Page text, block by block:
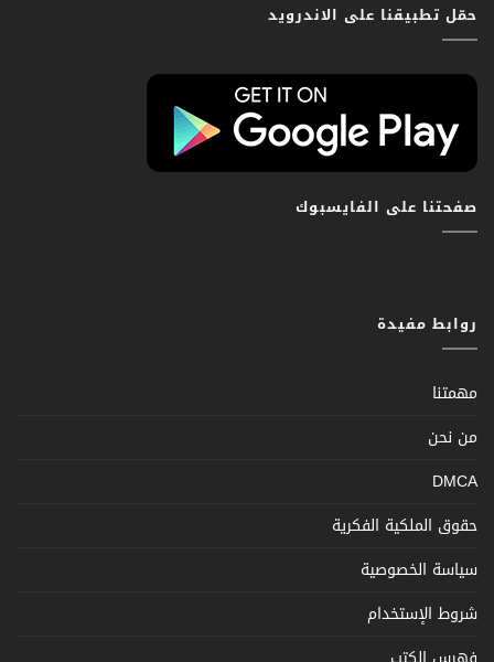
حمّل تطبيقنا على الاندرويد
صفحتنا على الفايسبوك
روابط مفيدة
مهمتنا
من نحن
DMCA
حقوق الملكية الفكرية
سياسة الخصوصية
شروط الإستخدام